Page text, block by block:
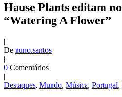
Hause Plants editam
“Watering A Flower”
|
De nuno.santos
|
0 Comentários
|
Destaques, Mundo, Música, Portugal,